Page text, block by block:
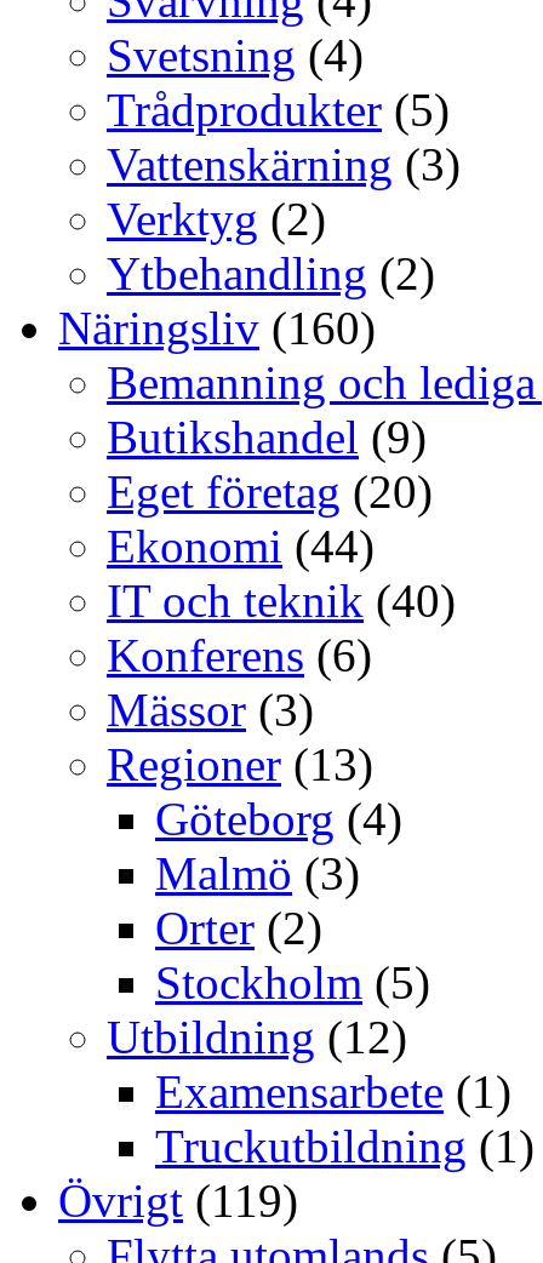
Svetsning (4)
Trådprodukter (5)
Vattenskärning (3)
Verktyg (2)
Ytbehandling (2)
Näringsliv (160)
Bemanning och
Butikshandel (9)
Eget företag (20)
Ekonomi (44)
IT och teknik (40)
Konferens (6)
Mässor (3)
Regioner (13)
Göteborg (4)
Malmö (3)
Orter (2)
Stockholm (5)
Utbildning (12)
Examensarbete (1)
Truckutbildning (1)
Övrigt (119)